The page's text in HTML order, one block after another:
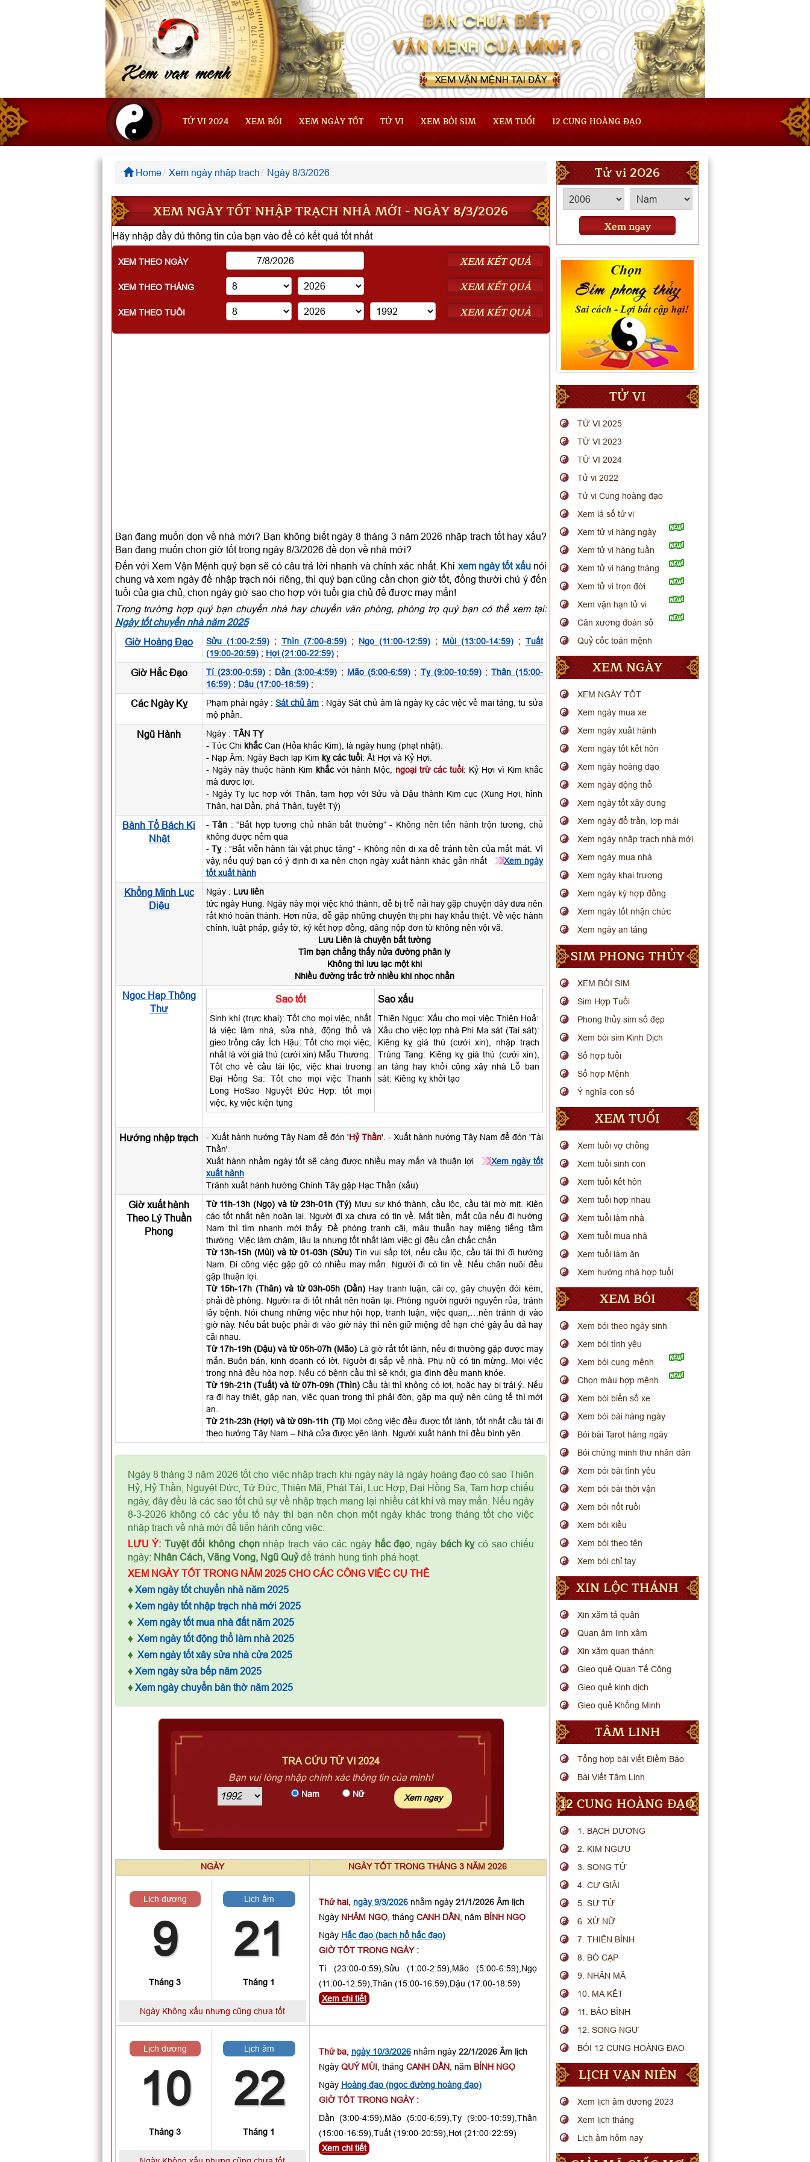
TỬ VI 2024 XEM BÓI XEM NGÀY TỐT TỬ VI XEM BÓI SIM XEM TUỔI 12 CUNG HOÀNG ĐẠO
Home Xem ngày nhập trạch Ngày 8/3/2026
XEM NGÀY TỐT NHẬP TRẠCH NHÀ MỚI - NGÀY 8/3/2026
Hãy nhập đầy đủ thông tin của bạn vào để có kết quả tốt nhất
XEM THEO NGÀY XEM KẾT QUẢ
XEM THEO THÁNG XEM KẾT QUẢ
XEM THEO TUỔI XEM KẾT QUẢ
Bạn đang muốn dọn về nhà mới? Bạn không biết ngày 8 tháng 3 năm 2026 nhập trạch tốt hay xấu?
Bạn đang muốn chọn giờ tốt trong ngày 8/3/2026 đề dọn về nhà mới?
Đến với Xem Vận Mệnh quý bạn sẽ có câu trả lời nhanh và chính xác nhất. Khi xem ngày tốt xấu nói
chung và xem ngày để nhập trạch nói riêng, thì quý bạn cũng cần chọn giờ tốt, đồng thười chú ý đến
tuổi của gia chủ, chọn ngày giờ sao cho hợp với tuổi gia chủ để được may mắn!
Trong trường hợp quý bạn chuyển nhà hay chuyển văn phòng, phòng trọ quý bạn có thể xem tại:
Ngày tốt chuyển nhà năm 2025
Giờ Hoàng Đạo
Sửu (1:00-2:59); Thìn (7:00-8:59); Ngọ (11:00-12:59); Mùi (13:00-14:59); Tuất
(19:00-20:59); Hợi (21:00-22:59);
Giờ Hắc Đạo Tí (23:00-0:59); Dần (3:00-4:59) ; Mão (5:00-6:59) ; Tỵ (9:00-10:59);Thân (15:00-
16:59); Dậu (17:00-18:59);
Các Ngày Kỵ Phạm phải ngày : Sát chủ âm : Ngày Sát chủ âm là ngày kỵ các việc về mai táng, tu sửa
mộ phần.
Ngũ Hành Ngày : TÂN TỴ
- Tức Chi khắcCan (Hỏa khắc Kim), là ngày hung (phạt nhật).
- Nạp Âm: Ngày Bạch lạp Kim kỵ các tuổi: Ất Hợi và Kỷ Hợi.
- Ngày này thuộc hành Kim khắcvới hành Mộc, ngoại trừ các tuổi: Kỷ Hợi vì Kim khắc
mà được lợi.
- Ngày Tỵ lục hợp với Thân, tam hợp với Sửu và Dậu thành Kim cục (Xung Hợi, hình
Thân, hại Dần, phá Thân, tuyệt Tý)
Bành Tổ Bách Kị
Nhật
-Tân : “Bất hợp tương chủ nhân bất thường” - Không nên tiến hành trộn tương, chủ
không được nếm qua
-Tỵ: “Bất viễn hành tài vật phục tàng” - Không nên đi xa để tránh tiền của mất mát. Vì
vậy, nếu quý bạn có ý định đi xa nên chọn ngày xuất hành khác gần nhất
Xem ngày
tốt xuất hành
Khổng Minh Lục
Diệu
Ngày : Lưu liên
tức ngày Hung. Ngày này mọi việc khó thành, dễ bị trễ nải hay gặp chuyện dây dưa nên
rất khó hoàn thành. Hơn nữa, dễ gặp những chuyện thị phi hay khẩu thiệt. Về việc hành
chính, luật pháp, giấy tờ, ký kết hợp đồng, dâng nộp đơn từ không nên vội vã.
Lưu Liên là chuyện bất tường
Tìm bạn chẳng thấy nửa đường phân ly
Không thì lưu lạc một khi
Nhiều đường trắc trở nhiều khi nhọc nhằn
Ngọc Hạp Thông
Thư
Sao tốt Sao xấu
Sinh khí (trực khai): Tốt cho mọi việc, nhất
là việc làm nhà, sửa nhà, động thổ và
gieo trồng cây. Ích Hậu: Tốt cho mọi việc,
nhất là với giá thú (cưới xin) Mẫu Thương:
Tốt cho về cầu tài lộc, việc khai trương
Đại Hồng Sa: Tốt cho mọi việc Thanh
Long HoSao Nguyệt Đức Hợp: tốt mọi
việc, kỵ việc kiện tụng
Thiên Ngục: Xấu cho mọi việc Thiên Hoả:
Xấu cho việc lợp nhà Phi Ma sát (Tai sát):
Kiêng kỵ giá thú (cưới xin), nhập trạch
Trùng Tang: Kiêng kỵ giá thú (cưới xin),
an táng hay khởi công xây nhà Lỗ ban
sát: Kiêng kỵ khởi tạo
Hướng nhập trạch - Xuất hành hướng Tây Nam để đón 'Hỷ Thần'. - Xuất hành hướng Tây Nam để đón 'Tài
Thần'.
Xuất hành nhằm ngày tốt sẽ càng được nhiều may mắn và thuận lợi
Xem ngày tốt
xuất hành
Tránh xuất hành hướng Chính Tây gặp Hạc Thần (xấu)
Giờ xuất hành
Theo Lý Thuần
Phong
Từ 11h-13h (Ngọ) và từ 23h-01h (Tý) Mưu sự khó thành, cầu lộc, cầu tài mờ mịt. Kiện
cáo tốt nhất nên hoãn lại. Người đi xa chưa có tin về. Mất tiền, mất của nếu đi hướng
Nam thì tìm nhanh mới thấy. Đề phòng tranh cãi, mâu thuẫn hay miệng tiếng tầm
thường. Việc làm chậm, lâu la nhưng tốt nhất làm việc gì đều cần chắc chắn.
Từ 13h-15h (Mùi) và từ 01-03h (Sửu) Tin vui sắp tới, nếu cầu lộc, cầu tài thì đi hướng
Nam. Đi công việc gặp gỡ có nhiều may mắn. Người đi có tin về. Nếu chăn nuôi đều
gặp thuận lợi.
Từ 15h-17h (Thân) và từ 03h-05h (Dần) Hay tranh luận, cãi cọ, gây chuyện đói kém,
phải đề phòng. Người ra đi tốt nhất nên hoãn lại. Phòng người người nguyền rủa, tránh
lây bệnh. Nói chung những việc như hội họp, tranh luận, việc quan,…nên tránh đi vào
giờ này. Nếu bắt buộc phải đi vào giờ này thì nên giữ miệng để hạn ché gây ẩu đả hay
cãi nhau.
Từ 17h-19h (Dậu) và từ 05h-07h (Mão) Là giờ rất tốt lành, nếu đi thường gặp được may
mắn. Buôn bán, kinh doanh có lời. Người đi sắp về nhà. Phụ nữ có tin mừng. Mọi việc
trong nhà đều hòa hợp. Nếu có bệnh cầu thì sẽ khỏi, gia đình đều mạnh khỏe.
Từ 19h-21h (Tuất) và từ 07h-09h (Thìn) Cầu tài thì không có lợi, hoặc hay bị trái ý. Nếu
ra đi hay thiệt, gặp nạn, việc quan trọng thì phải đòn, gặp ma quỷ nên cúng tế thì mới
an.
Từ 21h-23h (Hợi) và từ 09h-11h (Tị) Mọi công việc đều được tốt lành, tốt nhất cầu tài đi
theo hướng Tây Nam – Nhà cửa được yên lành. Người xuất hành thì đều bình yên.
Ngày 8 tháng 3 năm 2026 tốt cho việc nhập trạch khi ngày này là ngày hoàng đạo có sao Thiên
Hỷ, Hỷ Thần, Nguyệt Đức, Tứ Đức, Thiên Mã, Phát Tài, Lục Hợp, Đại Hồng Sa, Tam hợp chiếu
ngày, đây đều là các sao tốt chủ sự về nhập trạch mang lại nhiều cát khí và may mắn. Nếu ngày
8-3-2026 không có các yếu tố này thì bạn nên chọn một ngày khác trong tháng tốt cho việc
nhập trạch về nhà mới để tiến hành công việc.
LƯU Ý: Tuyệt đối không chọnnhập trạch vào các ngày hắc đạo , ngày bách kỵcó sao chiếu
ngày: Nhân Cách, Vãng Vong, Ngũ Quỷđể tránh hung tinh phá hoạt.
XEM NGÀY TỐT TRONG NĂM 2025 CHO CÁC CÔNG VIỆC CỤ THỂ
♦ Xem ngày tốt chuyển nhà năm 2025
♦ Xem ngày tốt nhập trạch nhà mới 2025
♦ Xem ngày tốt mua nhà đất năm 2025
♦ Xem ngày tốt động thổ làm nhà 2025
♦ Xem ngày tốt xây sửa nhà cửa 2025
♦ Xem ngày sửa bếp năm 2025
♦ Xem ngày chuyển bàn thờ năm 2025
TRA CỨU TỬ VI 2024
Bạn vui lòng nhập chính xác thông tin của mình!
Nam Nữ
NGÀY NGÀY TỐT TRONG THÁNG 3 NĂM 2026
Lịch dương
9
Tháng 3
Lịch âm
21
Tháng 1
Ngày Không xấu nhưng cũng chưa tốt
Thứ hai, ngày 9/3/2026nhằm ngày 21/1/2026 Âm lịch
Ngày NHÂM NGỌ, tháng CANH DẦN, năm BÍNH NGỌ
Ngày Hắc đạo (bạch hổ hắc đạo)
GIỜ TỐT TRONG NGÀY :
Tí (23:00-0:59),Sửu (1:00-2:59),Mão (5:00-6:59),Ngọ
(11:00-12:59),Thân (15:00-16:59),Dậu (17:00-18:59)
Xem chi tiết
Lịch dương
10
Tháng 3
Lịch âm
22
Tháng 1
Thứ ba, ngày 10/3/2026nhằm ngày 22/1/2026 Âm lịch
Ngày QUÝ MÙI , tháng CANH DẦN, năm BÍNH NGỌ
Ngày Hoàng đạo (ngọc đường hoàng đạo)
GIỜ TỐT TRONG NGÀY :
Dần (3:00-4:59),Mão (5:00-6:59),Tỵ (9:00-10:59),Thân
(15:00-16:59),Tuất (19:00-20:59),Hợi (21:00-22:59)
Xem chi tiết
Tử vi 2026
Xem ngay
TỬ VI
TỬ VI 2025
TỬ VI 2023
TỬ VI 2024
Tử vi 2022
Tử vi Cung hoàng đạo
Xem lá số tử vi
Xem tử vi hàng ngày
Xem tử vi hàng tuần
Xem tử vi hàng tháng
Xem tử vi trọn đời
Xem vận hạn tử vi
Cân xương đoán số
Quỷ cốc toán mệnh
XEM NGÀY
XEM NGÀY TỐT
Xem ngày mua xe
Xem ngày xuất hành
Xem ngày tốt kết hôn
Xem ngày hoàng đạo
Xem ngày động thổ
Xem ngày tốt xây dựng
Xem ngày đổ trần, lợp mái
Xem ngày nhập trạch nhà mới
Xem ngày mua nhà
Xem ngày khai trương
Xem ngày ký hợp đồng
Xem ngày tốt nhận chức
Xem ngày an táng
SIM PHONG THỦY
XEM BÓI SIM
Sim Hợp Tuổi
Phong thủy sim số đẹp
Xem bói sim Kinh Dịch
Số hợp tuổi
Số hợp Mệnh
Ý nghĩa con số
XEM TUỔI
Xem tuổi vợ chồng
Xem tuổi sinh con
Xem tuổi kết hôn
Xem tuổi hợp nhau
Xem tuổi làm nhà
Xem tuổi mua nhà
Xem tuổi làm ăn
Xem hướng nhà hợp tuổi
XEM BÓI
Xem bói theo ngày sinh
Xem bói tình yêu
Xem bói cung mệnh
Chọn màu hợp mệnh
Xem bói biển số xe
Xem bói bài hàng ngày
Bói bài Tarot hàng ngày
Bói chứng minh thư nhân dân
Xem bói bài tình yêu
Xem bói bài thời vận
Xem bói nốt ruồi
Xem bói kiều
Xem bói theo tên
Xem bói chỉ tay
XIN LỘC THÁNH
Xin xăm tả quân
Quan âm linh xâm
Xin xăm quan thánh
Gieo quẻ Quan Tế Công
Gieo quẻ kinh dịch
Gieo quẻ Khổng Minh
TÂM LINH
Tổng hợp bài viết Điềm Báo
Bài Viết Tâm Linh
12 CUNG HOÀNG ĐẠO
1. BẠCH DƯƠNG
2. KIM NGƯU
3. SONG TỬ
4. CỰ GIẢI
5. SƯ TỬ
6. XỬ NỮ
7. THIÊN BÌNH
8. BÒ CẠP
9. NHÂN MÃ
10. MA KẾT
11. BẢO BÌNH
12. SONG NGƯ
BÓI 12 CUNG HOÀNG ĐẠO
LỊCH VẠN NIÊN
Xem lịch âm dương 2023
Xem lịch tháng
Lịch âm hôm nay